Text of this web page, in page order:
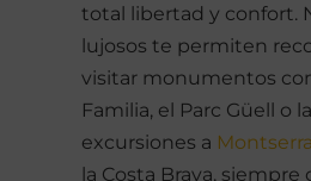
total libertad y confort.
lujosos te permiten
visitar monumentos
Familia, el Parc Güell o
excursiones a
la Costa Brava, siempre